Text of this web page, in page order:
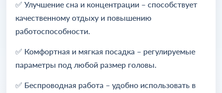
✅ Улучшение сна и концентрации – способствует
качественному отдыху и повышению
работоспособности.
✅ Комфортная и мягкая посадка – регулируемые
параметры под любой размер головы.
✅ Беспроводная работа – удобно использовать в